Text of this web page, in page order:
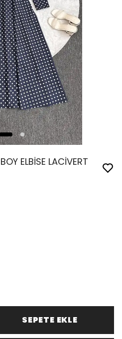
ELBİSE LACİVERT
SEPETE EKLE